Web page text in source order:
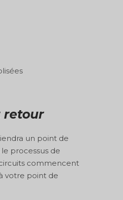
retour
un point de
processus de
commencent
votre point de